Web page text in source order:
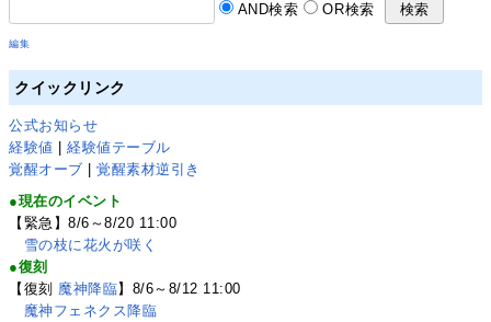
AND検索 OR検索
編集
クイックリンク
公式お知らせ
経験値 |経験値テーブル
覚醒オーブ |覚醒素材逆引き
●現在のイベント
【緊急】8/6～8/20 11:00
雪の枝に花火が咲く
●復刻
【復刻 魔神降臨】8/6～8/12 11:00
魔神フェネクス降臨